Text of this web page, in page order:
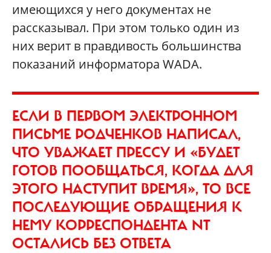
имеющихся у него документах не
рассказывал. При этом только один из
них верит в правдивость большинства
показаний информатора WADA.
ЕСЛИ В ПЕРВОМ ЭЛЕКТРОННОМ
ПИСЬМЕ РОДЧЕНКОВ НАПИСАЛ,
ЧТО УВАЖАЕТ ПРЕССУ И «БУДЕТ
ГОТОВ ПООБЩАТЬСЯ, КОГДА ДЛЯ
ЭТОГО НАСТУПИТ ВРЕМЯ», ТО ВСЕ
ПОСЛЕДУЮЩИЕ ОБРАЩЕНИЯ К
НЕМУ КОРРЕСПОНДЕНТА NT
ОСТАЛИСЬ БЕЗ ОТВЕТА